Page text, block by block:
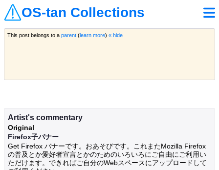
OS-tan Collections
This post belongs to a parent(learn more) « hide
Artist's commentary
Original
Firefox子バナー
Get Firefox バナーです。おあそびです。これまたMozilla Firefox
の普及とか愛好者宣言とかのためのいろいろにご自由にご利用い
ただけます。できればご自分のWebスペースにアップロードして